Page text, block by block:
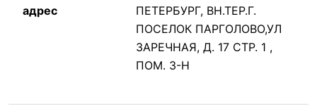
адрес
ПЕТЕРБУРГ, ВН.ТЕР.Г.
ПОСЕЛОК ПАРГОЛОВО,УЛ
ЗАРЕЧНАЯ, Д. 17 СТР. 1 ,
ПОМ. 3-Н